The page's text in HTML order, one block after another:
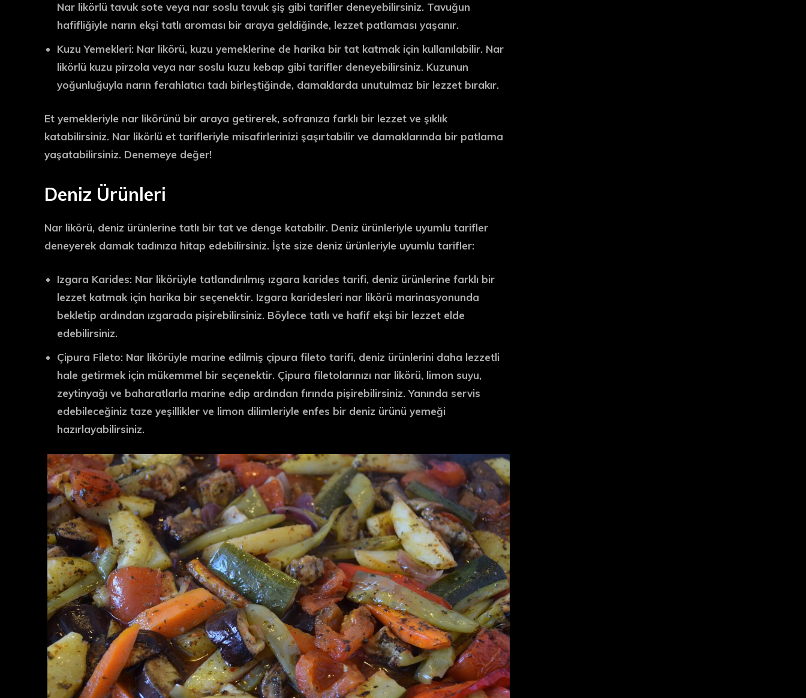
Nar likörlü tavuk sote veya nar soslu tavuk şiş gibi tarifler deneyebilirsiniz. Tavuğun
hafifliğiyle narın ekşi tatlı aroması bir araya geldiğinde, lezzet patlaması yaşanır.
Kuzu Yemekleri: Nar likörü, kuzu yemeklerine de harika bir tat katmak için kullanılabilir. Nar
likörlü kuzu pirzola veya nar soslu kuzu kebap gibi tarifler deneyebilirsiniz. Kuzunun
yoğunluğuyla narın ferahlatıcı tadı birleştiğinde, damaklarda unutulmaz bir lezzet bırakır.
Et yemekleriyle nar likörünü bir araya getirerek, sofranıza farklı bir lezzet ve şıklık
katabilirsiniz. Nar likörlü et tarifleriyle misafirlerinizi şaşırtabilir ve damaklarında bir patlama
yaşatabilirsiniz. Denemeye değer!
Deniz Ürünleri
Nar likörü, deniz ürünlerine tatlı bir tat ve denge katabilir. Deniz ürünleriyle uyumlu tarifler
deneyerek damak tadınıza hitap edebilirsiniz. İşte size deniz ürünleriyle uyumlu tarifler:
Izgara Karides: Nar likörüyle tatlandırılmış ızgara karides tarifi, deniz ürünlerine farklı bir
lezzet katmak için harika bir seçenektir. Izgara karidesleri nar likörü marinasyonunda
bekletip ardından ızgarada pişirebilirsiniz. Böylece tatlı ve hafif ekşi bir lezzet elde
edebilirsiniz.
Çipura Fileto: Nar likörüyle marine edilmiş çipura fileto tarifi, deniz ürünlerini daha lezzetli
hale getirmek için mükemmel bir seçenektir. Çipura filetolarınızı nar likörü, limon suyu,
zeytinyağı ve baharatlarla marine edip ardından fırında pişirebilirsiniz. Yanında servis
edebileceğiniz taze yeşillikler ve limon dilimleriyle enfes bir deniz ürünü yemeği
hazırlayabilirsiniz.